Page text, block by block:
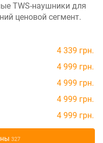
TWS-наушники для
ценовой сегмент.
4 339 грн.
4 999 грн.
4 999 грн.
4 999 грн.
4 999 грн.
327